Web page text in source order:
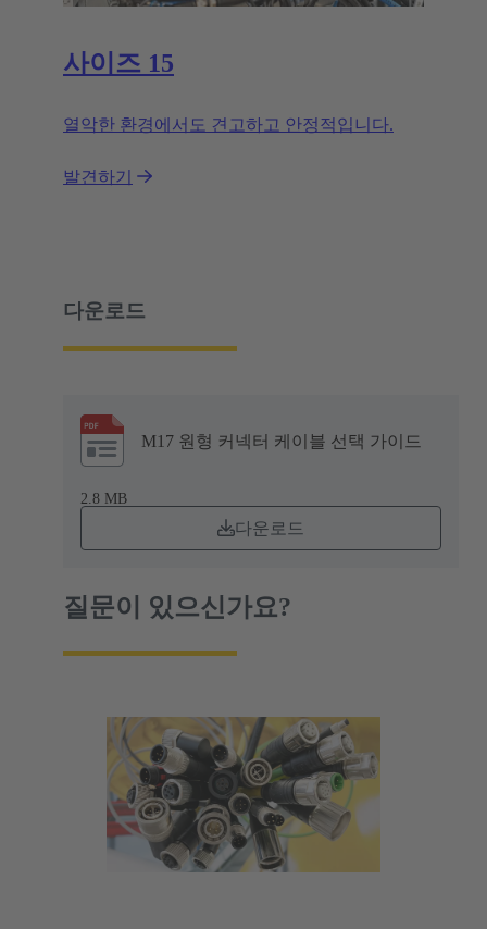
사이즈 15
열악한 환경에서도 견고하고 안정적입니다.
발견하기
다운로드
M17 원형 커넥터 케이블 선택 가이드
2.8 MB
다운로드
질문이 있으신가요?